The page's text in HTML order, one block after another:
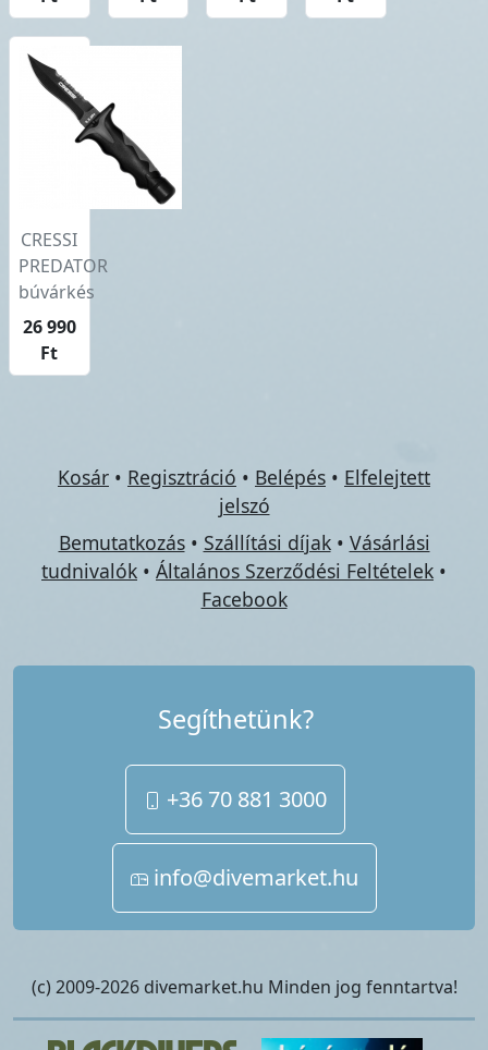
CRESSI
PREDATOR
búvárkés
26 990
Ft
Kosár • Regisztráció • Belépés • Elfelejtett
jelszó
Bemutatkozás• Szállítási díjak• Vásárlási
tudnivalók • Általános Szerződési Feltételek •
Facebook
Segíthetünk?
+36 70 881 3000
info@divemarket.hu
(c) 2009-2026 divemarket.hu Minden jog fenntartva!